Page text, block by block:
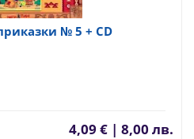
№ 5 + CD
4,09 € | 8,00 лв.